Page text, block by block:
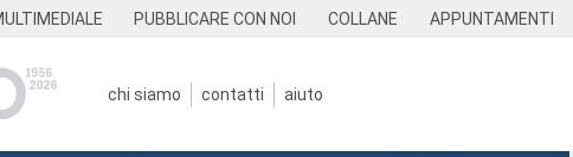
PUBBLICARE CON NOI COLLANE APPUNTAMENTI
chi siamo contatti aiuto